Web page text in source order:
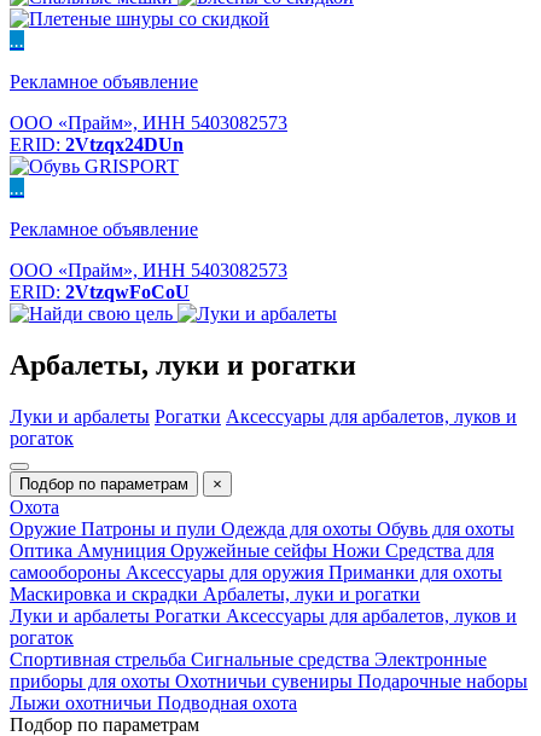
...
Рекламное объявление
ООО «Прайм», ИНН 5403082573
ERID: 2Vtzqx24DUn
...
Рекламное объявление
ООО «Прайм», ИНН 5403082573
ERID: 2VtzqwFoCoU
Арбалеты, луки и рогатки
Луки и арбалеты Рогатки Аксессуары для арбалетов, луков и
рогаток
Подбор по параметрам ×
Охота
Оружие Патроны и пули Одежда для охоты Обувь для охоты
Оптика Амуниция Оружейные сейфы Ножи Средства для
самообороны Аксессуары для оружия Приманки для охоты
Маскировка и скрадки Арбалеты, луки и рогатки
Луки и арбалеты Рогатки Аксессуары для арбалетов, луков и
рогаток
Спортивная стрельба Сигнальные средства Электронные
приборы для охоты Охотничьи сувениры Подарочные наборы
Лыжи охотничьи Подводная охота
Подбор по параметрам